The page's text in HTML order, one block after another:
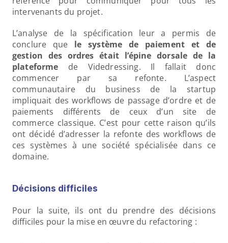
intervenants du projet.
L’analyse de la spécification leur a permis de
conclure que le système de paiement et de
gestion des ordres était l’épine dorsale de la
plateforme de Videdressing. Il fallait donc
commencer par sa refonte. L’aspect
communautaire du business de la startup
impliquait des workflows de passage d’ordre et de
paiements différents de ceux d’un site de
commerce classique. C’est pour cette raison qu’ils
ont décidé d’adresser la refonte des workflows de
ces systèmes à une société spécialisée dans ce
domaine.
Décisions difficiles
Pour la suite, ils ont du prendre des décisions
difficiles pour la mise en œuvre du refactoring :